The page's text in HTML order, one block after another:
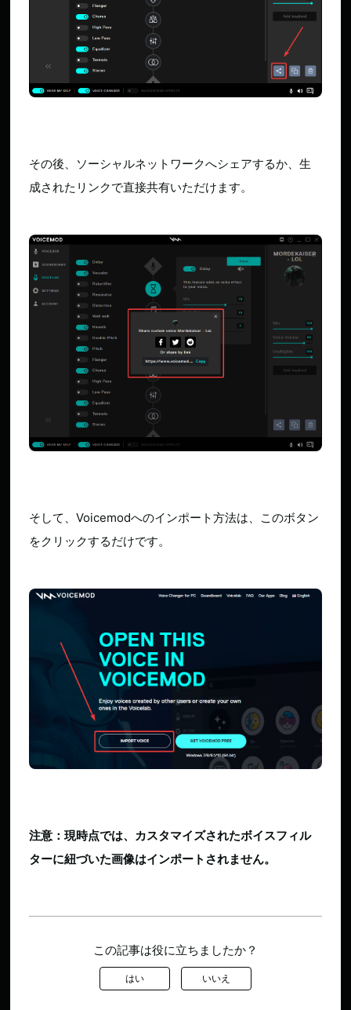
その後、ソーシャルネットワークへシェアするか、生
成されたリンクで直接共有いただけます。
そして、Voicemodへのインポート方法は、このボタン
をクリックするだけです。
注意：現時点では、カスタマイズされたボイスフィル
ターに紐づいた画像はインポートされません。
この記事は役に立ちましたか？
はい いいえ